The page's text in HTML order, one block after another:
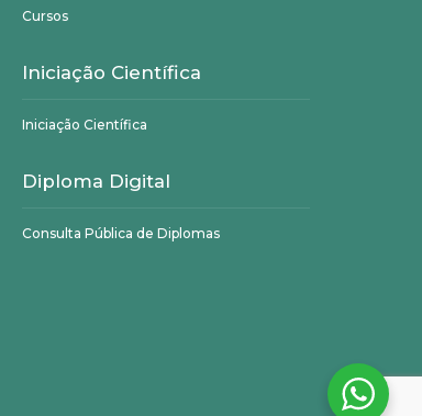
Cursos
Iniciação Científica
Iniciação Científica
Diploma Digital
Consulta Pública de Diplomas